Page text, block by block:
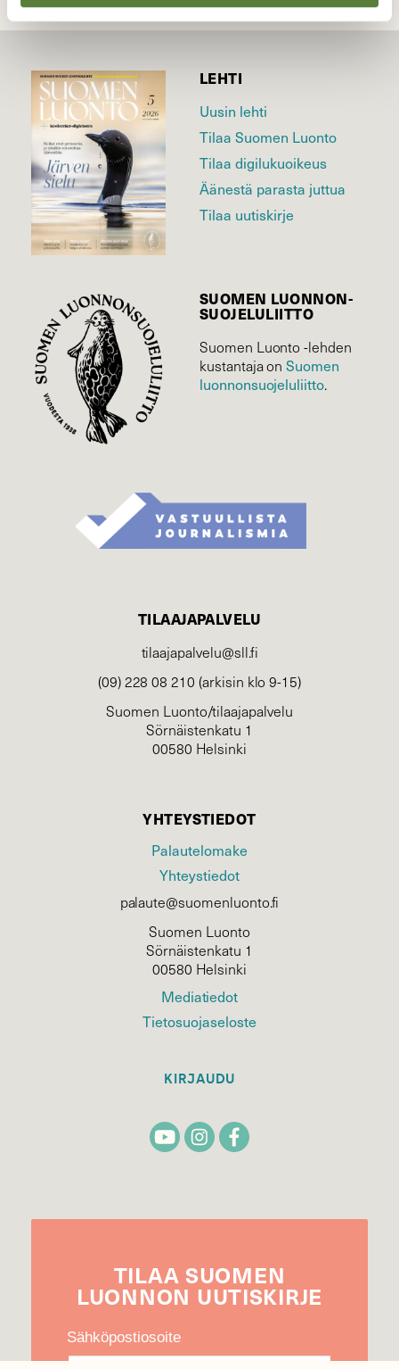
LEHTI
Uusin lehti
Tilaa Suomen Luonto
Tilaa digilukuoikeus
Äänestä parasta juttua
Tilaa uutiskirje
SUOMEN LUONNON­
SUOJELU­LIITTO
Suomen Luonto -lehden
kustantaja onSuomen
luonnonsuojelu­liitto.
TILAAJAPALVELU
tilaajapalvelu@sll.fi
(09) 228 08 210 (arkisin klo 9-15)
Suomen Luonto/tilaajapalvelu
Sörnäistenkatu 1
00580 Helsinki
YHTEYSTIEDOT
Palautelomake
Yhteystiedot
palaute@suomenluonto.fi
Suomen Luonto
Sörnäistenkatu 1
00580 Helsinki
Mediatiedot
Tietosuojaseloste
KIRJAUDU
TILAA SUOMEN
LUONNON UUTIS­KIRJE
Sähköpostiosoite